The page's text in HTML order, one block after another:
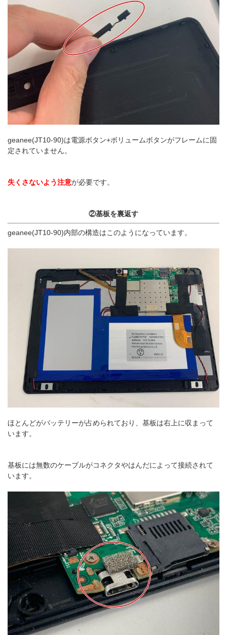
geanee(JT10-90)は電源ボタン+ボリュームボタンがフレームに固
定されていません。
失くさないよう注意が必要です。
②基板を裏返す
geanee(JT10-90)内部の構造はこのようになっています。
ほとんどがバッテリーが占められており、基板は右上に収まって
います。
基板には無数のケーブルがコネクタやはんだによって接続されて
います。